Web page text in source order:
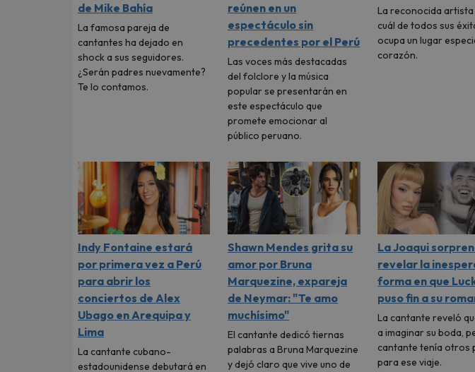
de Mike Bahía
La famosa pareja de
cantantes ha dejado en
shock a sus seguidores.
¿Serán padres nuevamente?
Te lo contamos.
reúnen en un
espectáculo sin
precedentes por el Perú
Las voces más destacadas
del folclore y la música
popular se presentarán en
este espectáculo que
promete emocionar al
público peruano.
La reconocida
cuál de todos sus
ocupa un lugar
corazón.
Indy Fontaine estará
por primera vez a Perú
para abrir los
conciertos de Alex
Ubago en Arequipa y
Lima
La cantante cubano-
estadounidense debutará en
Shawn Mendes grita su
amor por Bruna
Marquezine, expareja
de Neymar: "Te amo
muchísimo"
El cantante dedicó tiernas
palabras a Bruna Marquezine
y dejó claro que vive uno de
La Joaqui
revelar la
forma en que
puso fin a su
La cantante reveló
a imaginar su boda,
cantante tenía otros
para ese viaje.